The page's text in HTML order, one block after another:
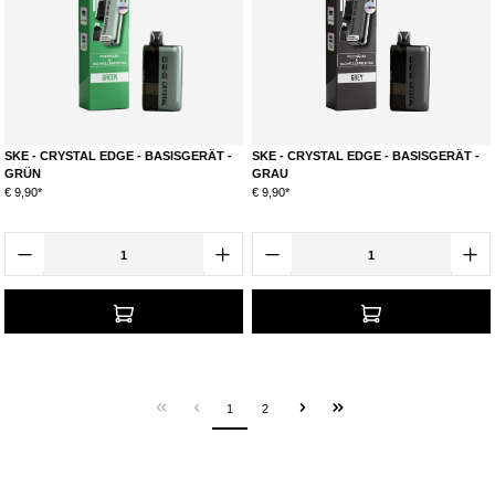
SKE - CRYSTAL EDGE - BASISGERÄT -
GRÜN
€ 9,90*
SKE - CRYSTAL EDGE - BASISGERÄT -
GRAU
€ 9,90*
1 2